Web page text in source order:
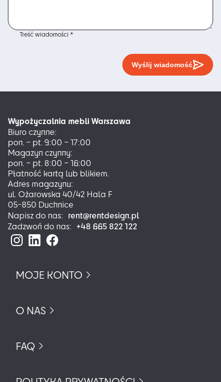
Treść wiadomości *
Wyślij wiadomość
Wypożyczalnia mebli Warszawa
Biuro czynne:
pon. – pt. 9:00 – 17:00
Magazyn czynny:
pon. – pt. 8:00 – 16:00
Płatność kartą lub blikiem.
Adres magazynu:
ul. Ożarowska 40/42 Hala F
05-850 Duchnice
Napisz do nas: rent@rentdesign.pl
Zadzwoń do nas: +48 665 822 122
MOJE KONTO
O NAS
FAQ